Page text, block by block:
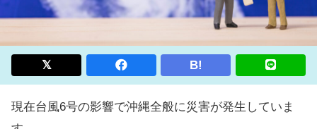
B!
現在台風6号の影響で沖縄全般に災害が発生していま